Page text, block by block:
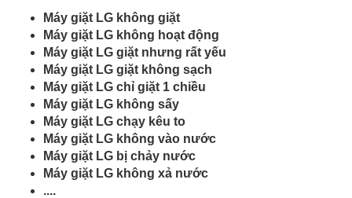
Máy giặt LG không giặt
Máy giặt LG không hoạt động
Máy giặt LG giặt nhưng rất yếu
Máy giặt LG giặt không sạch
Máy giặt LG chỉ giặt 1 chiều
Máy giặt LG không sấy
Máy giặt LG chạy kêu to
Máy giặt LG không vào nước
Máy giặt LG bị chảy nước
Máy giặt LG không xả nước
....